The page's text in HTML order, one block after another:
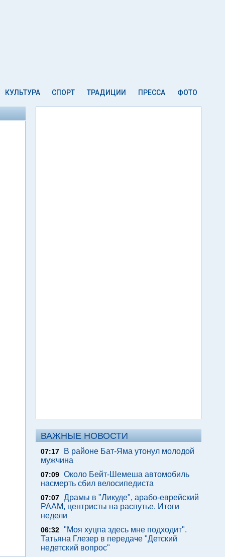
КУЛЬТУРА СПОРТ ТРАДИЦИИ ПРЕССА ФОТО
ВАЖНЫЕ НОВОСТИ
07:17
В районе Бат-Яма утонул молодой
мужчина
07:09 Около Бейт-Шемеша автомобиль
насмерть сбил велосипедиста
07:07 Драмы в "Ликуде", арабо-еврейский
РААМ, центристы на распутье. Итоги
недели
06:32 "Моя хуцпа здесь мне подходит".
Татьяна Глезер в передаче "Детский
недетский вопрос"